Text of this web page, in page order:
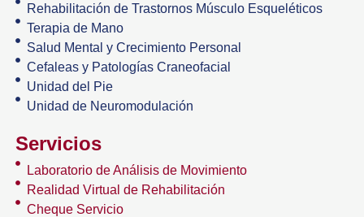
Rehabilitación de Trastornos Músculo Esqueléticos
Terapia de Mano
Salud Mental y Crecimiento Personal
Cefaleas y Patologías Craneofacial
Unidad del Pie
Unidad de Neuromodulación
Servicios
Laboratorio de Análisis de Movimiento
Realidad Virtual de Rehabilitación
Cheque Servicio